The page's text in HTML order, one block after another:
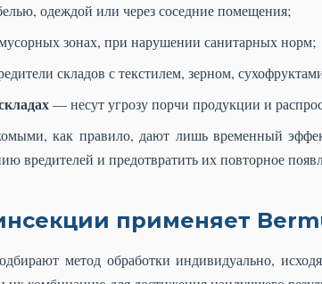
одеждой или через соседние помещения;
зонах, при нарушении санитарных норм;
складов с текстилем, зерном,
— несут угрозу порчи продукции и
как правило, дают лишь временный
вредителей и предотвратить их повторное
применяет
метод обработки индивидуально,